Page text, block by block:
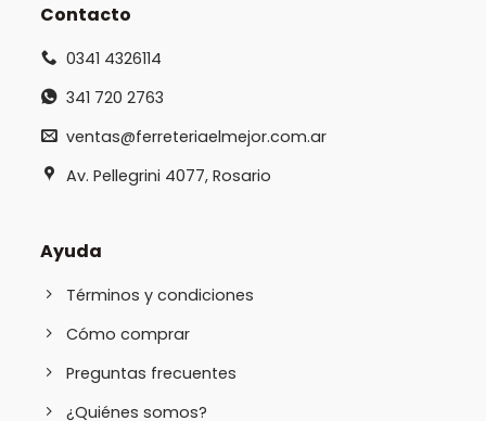
Contacto
0341 4326114
341 720 2763
ventas@ferreteriaelmejor.com.ar
Av. Pellegrini 4077, Rosario
Ayuda
Términos y condiciones
Cómo comprar
Preguntas frecuentes
¿Quiénes somos?